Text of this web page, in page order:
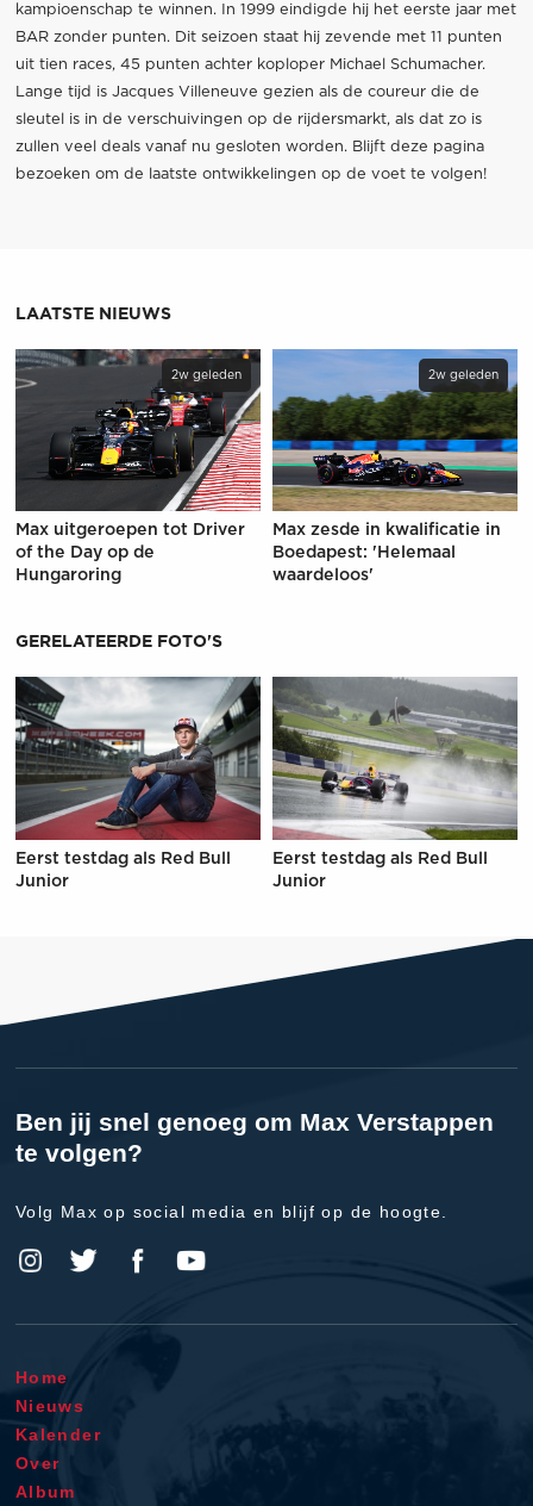
kampioenschap te winnen. In 1999 eindigde hij het eerste jaar met
BAR zonder punten. Dit seizoen staat hij zevende met 11 punten
uit tien races, 45 punten achter koploper Michael Schumacher.
Lange tijd is Jacques Villeneuve gezien als de coureur die de
sleutel is in de verschuivingen op de rijdersmarkt, als dat zo is
zullen veel deals vanaf nu gesloten worden. Blijft deze pagina
bezoeken om de laatste ontwikkelingen op de voet te volgen!
LAATSTE NIEUWS
2w geleden
Max uitgeroepen tot Driver
of the Day op de
Hungaroring
2w geleden
Max zesde in kwalificatie in
Boedapest: 'Helemaal
waardeloos'
GERELATEERDE FOTO'S
Eerst testdag als Red Bull
Junior
Eerst testdag als Red Bull
Junior
Ben jij snel genoeg om Max Verstappen
te volgen?
Volg Max op social media en blijf op de hoogte.
Home
Nieuws
Kalender
Over
Album